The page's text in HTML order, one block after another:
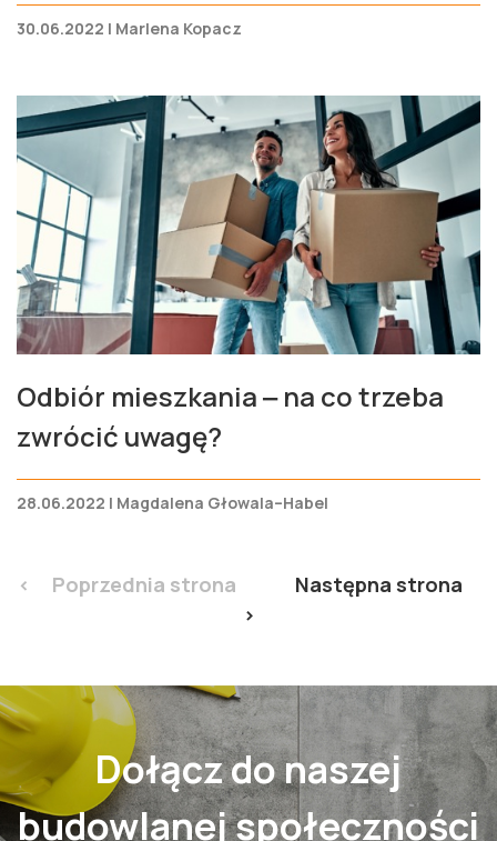
30.06.2022 | Marlena Kopacz
Odbiór mieszkania ‒ na co trzeba
zwrócić uwagę?
28.06.2022 | Magdalena Głowala–Habel
< Poprzednia strona
Następna strona
>
Dołącz do naszej
budowlanej społeczności